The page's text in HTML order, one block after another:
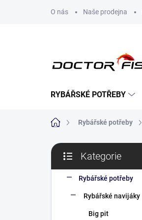
O nás Naše prodejna
RYBÁŘSKÉ POTŘEBY
Domů Rybářské potřeby
P
s
kategorie
Kategorie
Rybářské potřeby
Rybářské navijáky
Big pit